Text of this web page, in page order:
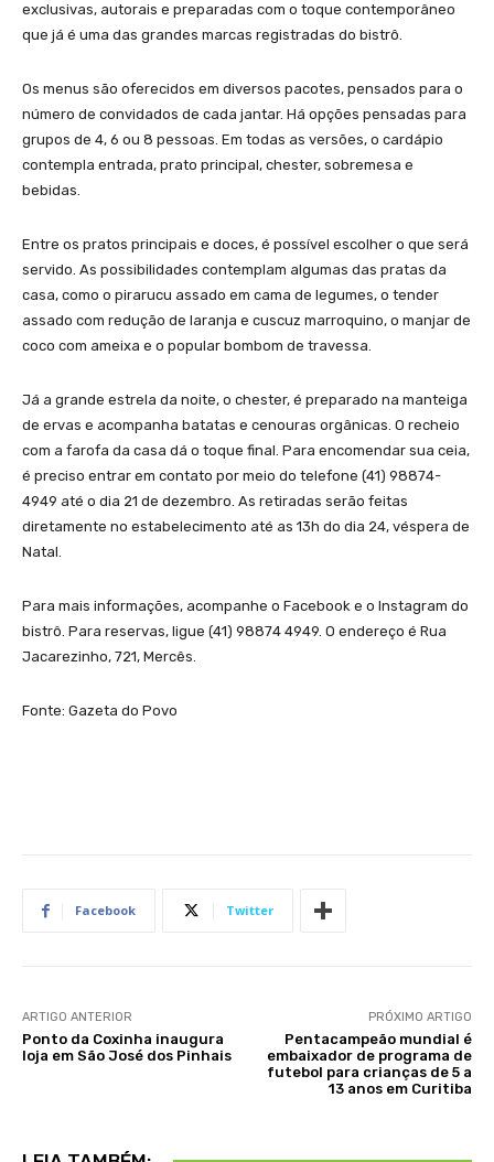
exclusivas, autorais e preparadas com o toque contemporâneo
que já é uma das grandes marcas registradas do bistrô.
Os menus são oferecidos em diversos pacotes, pensados para o
número de convidados de cada jantar. Há opções pensadas para
grupos de 4, 6 ou 8 pessoas. Em todas as versões, o cardápio
contempla entrada, prato principal, chester, sobremesa e
bebidas.
Entre os pratos principais e doces, é possível escolher o que será
servido. As possibilidades contemplam algumas das pratas da
casa, como o pirarucu assado em cama de legumes, o tender
assado com redução de laranja e cuscuz marroquino, o manjar de
coco com ameixa e o popular bombom de travessa.
Já a grande estrela da noite, o chester, é preparado na manteiga
de ervas e acompanha batatas e cenouras orgânicas. O recheio
com a farofa da casa dá o toque final. Para encomendar sua ceia,
é preciso entrar em contato por meio do telefone (41) 98874-
4949 até o dia 21 de dezembro. As retiradas serão feitas
diretamente no estabelecimento até as 13h do dia 24, véspera de
Natal.
Para mais informações, acompanhe o Facebook e o Instagram do
bistrô. Para reservas, ligue (41) 98874 4949. O endereço é Rua
Jacarezinho, 721, Mercês.
Fonte: Gazeta do Povo
Facebook Twitter
ARTIGO ANTERIOR
Ponto da Coxinha inaugura
loja em São José dos Pinhais
PRÓXIMO ARTIGO
Pentacampeão mundial é
embaixador de programa de
futebol para crianças de 5 a
13 anos em Curitiba